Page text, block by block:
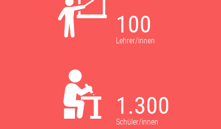
100
Lehrer/innen
1.300
Schüler/innen